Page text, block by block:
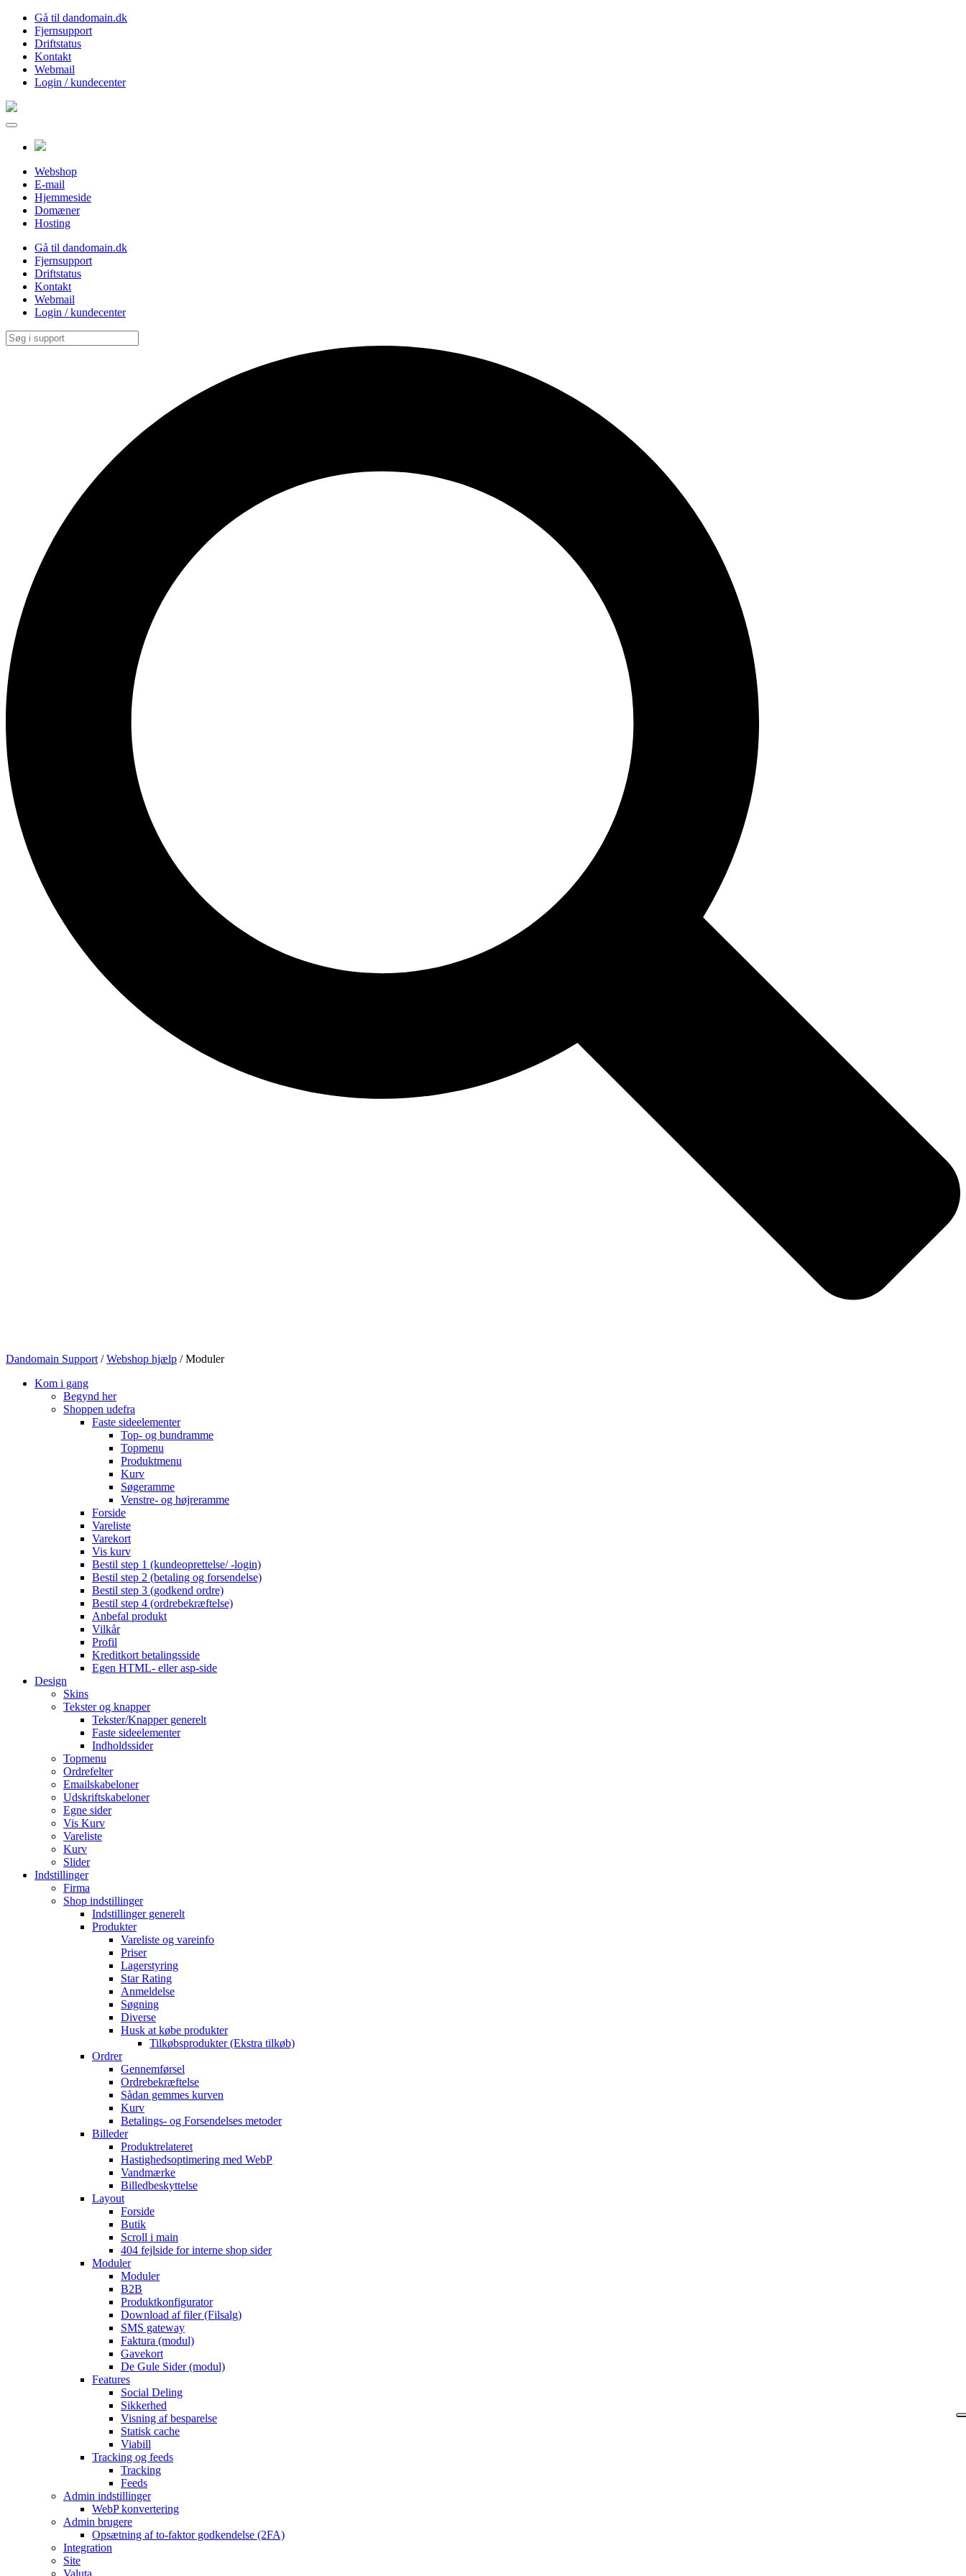
Gå til dandomain.dk
Fjernsupport
Driftstatus
Kontakt
Webmail
Login / kundecenter
Webshop
E-mail
Hjemmeside
Domæner
Hosting
Gå til dandomain.dk
Fjernsupport
Driftstatus
Kontakt
Webmail
Login / kundecenter
Dandomain Support/Webshop hjælp /Moduler
Kom i gang
Begynd her
Shoppen udefra
Faste sideelementer
Top- og bundramme
Topmenu
Produktmenu
Kurv
Søgeramme
Venstre- og højreramme
Forside
Vareliste
Varekort
Vis kurv
Bestil step 1 (kundeoprettelse/ -login)
Bestil step 2 (betaling og forsendelse)
Bestil step 3 (godkend ordre)
Bestil step 4 (ordrebekræftelse)
Anbefal produkt
Vilkår
Profil
Kreditkort betalingsside
Egen HTML- eller asp-side
Design
Skins
Tekster og knapper
Tekster/Knapper generelt
Faste sideelementer
Indholdssider
Topmenu
Ordrefelter
Emailskabeloner
Udskriftskabeloner
Egne sider
Vis Kurv
Vareliste
Kurv
Slider
Indstillinger
Firma
Shop indstillinger
Indstillinger generelt
Produkter
Vareliste og vareinfo
Priser
Lagerstyring
Star Rating
Anmeldelse
Søgning
Diverse
Husk at købe produkter
Tilkøbsprodukter (Ekstra tilkøb)
Ordrer
Gennemførsel
Ordrebekræftelse
Sådan gemmes kurven
Kurv
Betalings- og Forsendelses metoder
Billeder
Produktrelateret
Hastighedsoptimering med WebP
Vandmærke
Billedbeskyttelse
Layout
Forside
Butik
Scroll i main
404 fejlside for interne shop sider
Moduler
Moduler
B2B
Produktkonfigurator
Download af filer (Filsalg)
SMS gateway
Faktura (modul)
Gavekort
De Gule Sider (modul)
Features
Social Deling
Sikkerhed
Visning af besparelse
Statisk cache
Viabill
Tracking og feeds
Tracking
Feeds
Admin indstillinger
WebP konvertering
Admin brugere
Opsætning af to-faktor godkendelse (2FA)
Integration
Site